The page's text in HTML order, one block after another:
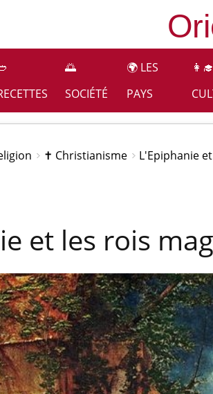
🌅
SOCIÉTÉ
🌍 LES
PAYS
👩‍🎓
✝️ Christianisme L'Epiphanie
et les rois